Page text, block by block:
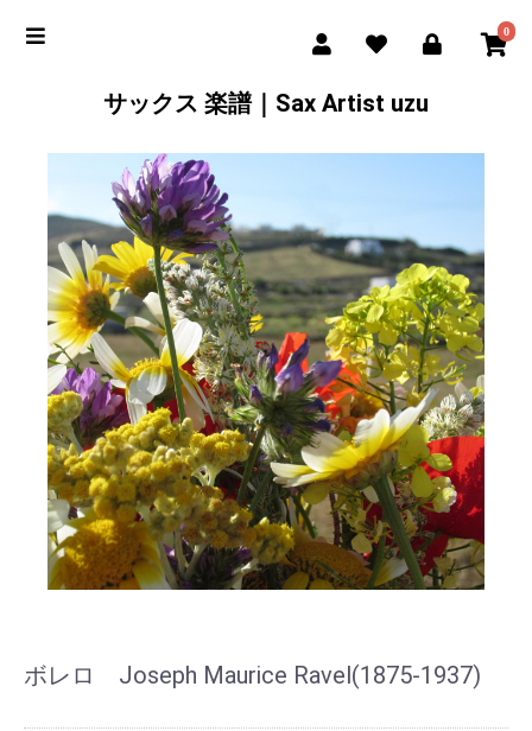
0
サックス 楽譜｜Sax Artist uzu
ボレロ Joseph Maurice Ravel(1875-1937)